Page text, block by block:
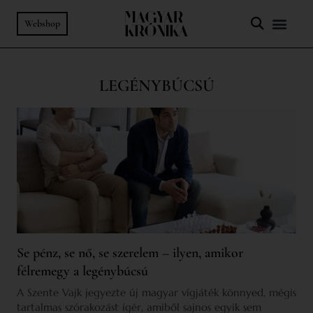
Webshop
LEGÉNYBÚCSÚ
Se pénz, se nő, se szerelem – ilyen, amikor
félremegy a legénybúcsú
A Szente Vajk jegyezte új magyar vígjáték könnyed, mégis
tartalmas szórakozást ígér, amiből sajnos egyik sem